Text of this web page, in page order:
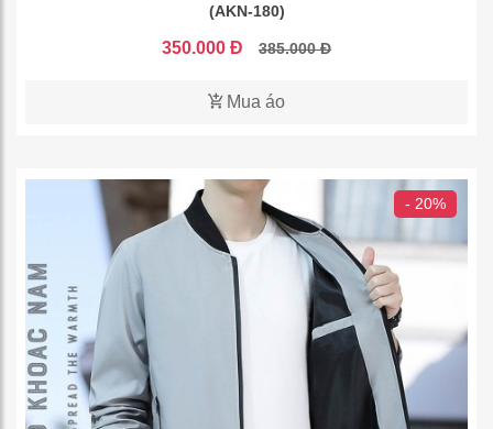
(AKN-180)
350.000 Đ 385.000 Đ
Mua áo
- 20%